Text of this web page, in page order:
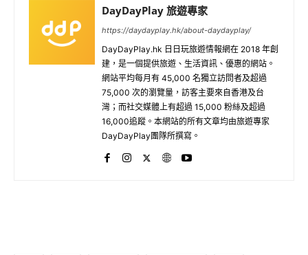
DayDayPlay 旅遊專家
https://daydayplay.hk/about-daydayplay/
DayDayPlay.hk 日日玩旅遊情報網在 2018 年創
建，是一個提供旅遊、生活資訊、優惠的網站。
網站平均每月有 45,000 名獨立訪問者及超過
75,000 次的瀏覽量，訪客主要來自香港及台
灣；而社交媒體上有超過 15,000 粉絲及超過
16,000追蹤。本網站的所有文章均由旅遊專家
DayDayPlay團隊所撰寫。